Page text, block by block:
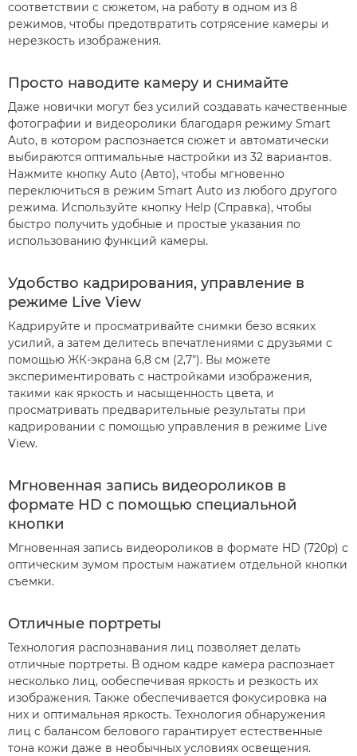
соответствии с сюжетом, на работу в одном из 8
режимов, чтобы предотвратить сотрясение камеры и
нерезкость изображения.
Просто наводите камеру и снимайте
Даже новички могут без усилий создавать качественные
фотографии и видеоролики благодаря режиму Smart
Auto, в котором распознается сюжет и автоматически
выбираются оптимальные настройки из 32 вариантов.
Нажмите кнопку Auto (Авто), чтобы мгновенно
переключиться в режим Smart Auto из любого другого
режима. Используйте кнопку Help (Справка), чтобы
быстро получить удобные и простые указания по
использованию функций камеры.
Удобство кадрирования, управление в
режиме Live View
Кадрируйте и просматривайте снимки безо всяких
усилий, а затем делитесь впечатлениями с друзьями с
помощью ЖК-экрана 6,8 см (2,7"). Вы можете
экспериментировать с настройками изображения,
такими как яркость и насыщенность цвета, и
просматривать предварительные результаты при
кадрировании с помощью управления в режиме Live
View.
Мгновенная запись видеороликов в
формате HD с помощью специальной
кнопки
Мгновенная запись видеороликов в формате HD (720p) с
оптическим зумом простым нажатием отдельной кнопки
съемки.
Отличные портреты
Технология распознавания лиц позволяет делать
отличные портреты. В одном кадре камера распознает
несколько лиц, ообеспечивая яркость и резкость их
изображения. Также обеспечивается фокусировка на
них и оптимальная яркость. Технология обнаружения
лиц с балансом белового гарантирует естественные
тона кожи даже в необычных условиях освещения.